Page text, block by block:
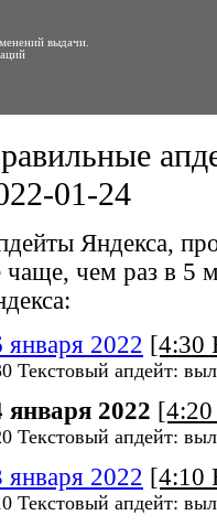
выдачи.
01-24
Яндекса,
чаще, чем раз в 5
января 2022 [4:30
Текстовый апдейт:
января 2022
Текстовый апдейт:
января 2022 [4:10
Текстовый апдейт: